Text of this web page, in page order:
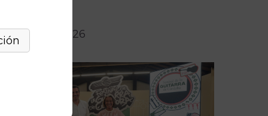
17 de julio, 2026